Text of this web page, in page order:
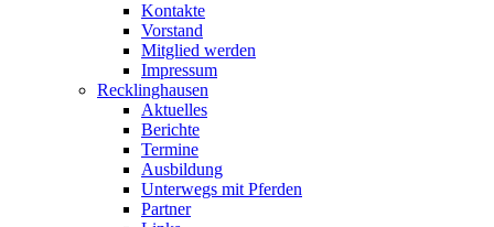
Kontakte
Vorstand
Mitglied werden
Impressum
Recklinghausen
Aktuelles
Berichte
Termine
Ausbildung
Unterwegs mit Pferden
Partner